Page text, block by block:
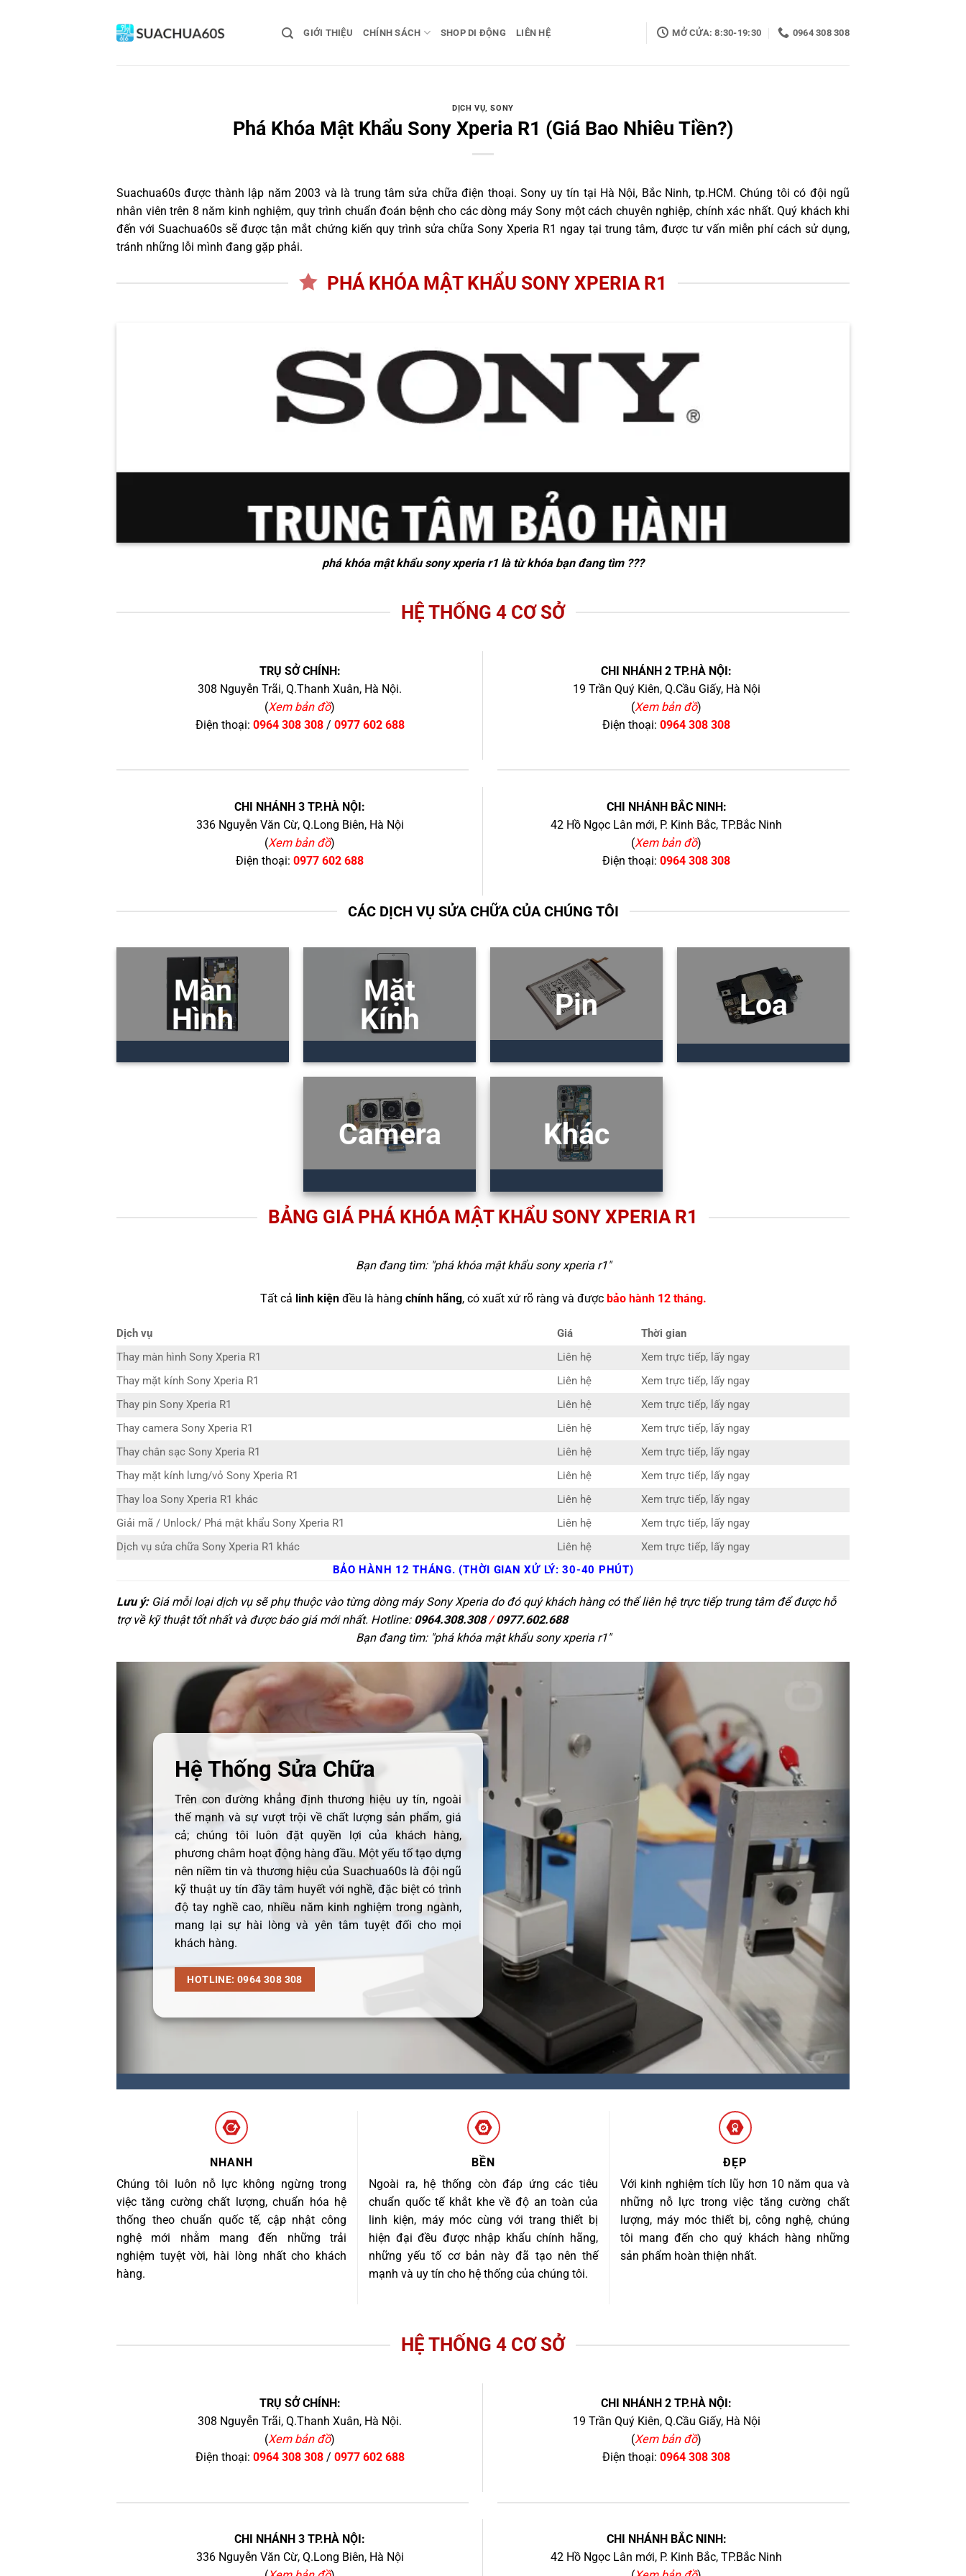
GIỚI THIỆU CHÍNH SÁCH SHOP DI ĐỘNG LIÊN HỆ MỞ CỬA: 8:30-19:30 0964 308 308
DỊCH VỤ,SONY
Phá Khóa Mật Khẩu Sony Xperia R1 (Giá Bao Nhiêu Tiền?)
Suachua60s được thành lập năm 2003 và là trung tâm sửa chữa điện thoại. Sony uy tín tại Hà Nội, Bắc Ninh, tp.HCM. Chúng tôi có đội ngũ
nhân viên trên 8 năm kinh nghiệm, quy trình chuẩn đoán bệnh cho các dòng máy Sony một cách chuyên nghiệp, chính xác nhất. Quý khách khi
đến với Suachua60s sẽ được tận mắt chứng kiến quy trình sửa chữa Sony Xperia R1 ngay tại trung tâm, được tư vấn miễn phí cách sử dụng,
tránh những lỗi mình đang gặp phải.
PHÁ KHÓA MẬT KHẨU SONY XPERIA R1
phá khóa mật khẩu sony xperia r1 là từ khóa bạn đang tìm ???
HỆ THỐNG 4 CƠ SỞ
TRỤ SỞ CHÍNH:
308 Nguyễn Trãi, Q.Thanh Xuân, Hà Nội.
(Xem bản đồ)
Điện thoại: 0964 308 308/ 0977 602 688
CHI NHÁNH 2 TP.HÀ NỘI:
19 Trần Quý Kiên, Q.Cầu Giấy, Hà Nội
(Xem bản đồ)
Điện thoại: 0964 308 308
CHI NHÁNH 3 TP.HÀ NỘI:
336 Nguyễn Văn Cừ, Q.Long Biên, Hà Nội
(Xem bản đồ)
Điện thoại: 0977 602 688
CHI NHÁNH BẮC NINH:
42 Hồ Ngọc Lân mới, P. Kinh Bắc, TP.Bắc Ninh
(Xem bản đồ)
Điện thoại: 0964 308 308
CÁC DỊCH VỤ SỬA CHỮA CỦA CHÚNG TÔI
Màn
Hình
Mặt
Kính
Pin Loa
Camera Khác
BẢNG GIÁ PHÁ KHÓA MẬT KHẨU SONY XPERIA R1
Bạn đang tìm: "phá khóa mật khẩu sony xperia r1"
Tất cả linh kiệnđều là hàng chính hãng, có xuất xứ rõ ràng và được bảo hành 12 tháng.
Dịch vụ Giá
Thời gian
Thay màn hình Sony Xperia R1
Liên hệ
Xem trực tiếp, lấy ngay
Thay mặt kính Sony Xperia R1
Liên hệ
Xem trực tiếp, lấy ngay
Thay pin Sony Xperia R1
Liên hệ
Xem trực tiếp, lấy ngay
Thay camera Sony Xperia R1
Liên hệ
Xem trực tiếp, lấy ngay
Thay chân sạc Sony Xperia R1
Liên hệ
Xem trực tiếp, lấy ngay
Thay mặt kính lưng/vỏ Sony Xperia R1
Liên hệ
Xem trực tiếp, lấy ngay
Thay loa Sony Xperia R1 khác
Liên hệ
Xem trực tiếp, lấy ngay
Giải mã / Unlock/ Phá mật khẩu Sony Xperia R1
Liên hệ
Xem trực tiếp, lấy ngay
Dịch vụ sửa chữa Sony Xperia R1 khác
Liên hệ
Xem trực tiếp, lấy ngay
BẢO HÀNH 12 THÁNG. (THỜI GIAN XỬ LÝ: 30-40 PHÚT)
Lưu ý:Giá mỗi loại dịch vụ sẽ phụ thuộc vào từng dòng máy Sony Xperia do đó quý khách hàng có thể liên hệ trực tiếp trung tâm để được hỗ
trợ về kỹ thuật tốt nhất và được báo giá mới nhất. Hotline: 0964.308.308/0977.602.688
Bạn đang tìm: "phá khóa mật khẩu sony xperia r1"
Hệ Thống Sửa Chữa
Trên con đường khẳng định thương hiệu uy tín, ngoài
thế mạnh và sự vượt trội về chất lượng sản phẩm, giá
cả; chúng tôi luôn đặt quyền lợi của khách hàng,
phương châm hoạt động hàng đầu. Một yếu tố tạo dựng
nên niềm tin và thương hiệu của Suachua60s là đội ngũ
kỹ thuật uy tín đầy tâm huyết với nghề, đặc biệt có trình
độ tay nghề cao, nhiều năm kinh nghiệm trong ngành,
mang lại sự hài lòng và yên tâm tuyệt đối cho mọi
khách hàng.
HOTLINE: 0964 308 308
NHANH
Chúng tôi luôn nỗ lực không ngừng trong
việc tăng cường chất lượng, chuẩn hóa hệ
thống theo chuẩn quốc tế, cập nhật công
nghệ mới nhằm mang đến những trải
nghiệm tuyệt vời, hài lòng nhất cho khách
hàng.
BỀN
Ngoài ra, hệ thống còn đáp ứng các tiêu
chuẩn quốc tế khắt khe về độ an toàn của
linh kiện, máy móc cùng với trang thiết bị
hiện đại đều được nhập khẩu chính hãng,
những yếu tố cơ bản này đã tạo nên thế
mạnh và uy tín cho hệ thống của chúng tôi.
ĐẸP
Với kinh nghiệm tích lũy hơn 10 năm qua và
những nỗ lực trong việc tăng cường chất
lượng, máy móc thiết bị, công nghệ, chúng
tôi mang đến cho quý khách hàng những
sản phẩm hoàn thiện nhất.
HỆ THỐNG 4 CƠ SỞ
TRỤ SỞ CHÍNH:
308 Nguyễn Trãi, Q.Thanh Xuân, Hà Nội.
(Xem bản đồ)
Điện thoại: 0964 308 308/ 0977 602 688
CHI NHÁNH 2 TP.HÀ NỘI:
19 Trần Quý Kiên, Q.Cầu Giấy, Hà Nội
(Xem bản đồ)
Điện thoại: 0964 308 308
CHI NHÁNH 3 TP.HÀ NỘI:
336 Nguyễn Văn Cừ, Q.Long Biên, Hà Nội
CHI NHÁNH BẮC NINH:
42 Hồ Ngọc Lân mới, P. Kinh Bắc, TP.Bắc Ninh